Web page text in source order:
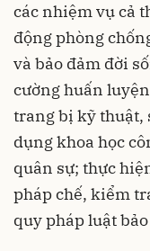
các nhiệm vụ cả
động phòng
và bảo đảm đời
cường huấn
trang bị kỹ thuật,
dụng khoa học
quân sự; thực
pháp chế, kiểm
quy pháp luật